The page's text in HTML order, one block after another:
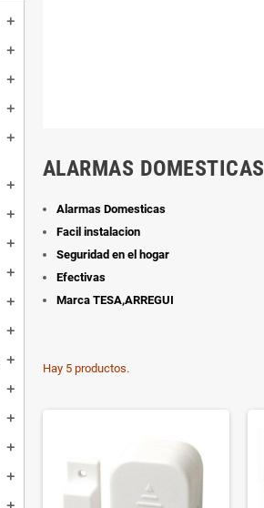
add
add
add
add
add
add
add
add
add
add
add
add
add
add
add
add
ALARMAS DOMESTICAS
Alarmas Domesticas
Facil instalacion
Seguridad en el hogar
Efectivas
Marca TESA,ARREGUI
Hay 5 productos.